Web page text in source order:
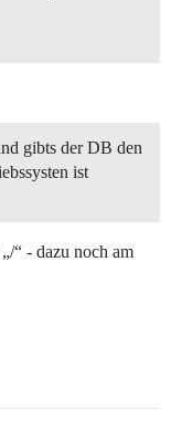
gibts der DB den
ist
“ - dazu noch am